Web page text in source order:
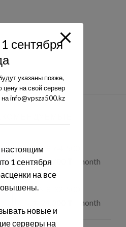
VDS-8-64-500
От:30,700 / month
VDS-8-32-500
/ month
сентября
указаны позже,
на свой сервер
на info@vpsza500.kz
1 сентября
на все
новые и
серверы на